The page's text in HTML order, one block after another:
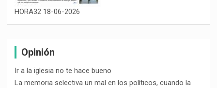
HORA32 18-06-2026
Opinión
Ir a la iglesia no te hace bueno
La memoria selectiva un mal en los políticos, cuando la